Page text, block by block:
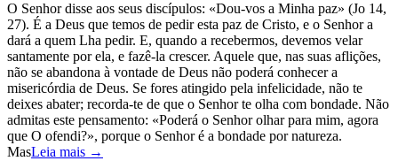
O Senhor disse aos seus discípulos: «Dou-vos a Minha paz» (Jo 14,
27). É a Deus que temos de pedir esta paz de Cristo, e o Senhor a
dará a quem Lha pedir. E, quando a recebermos, devemos velar
santamente por ela, e fazê-la crescer. Aquele que, nas suas aflições,
não se abandona à vontade de Deus não poderá conhecer a
misericórdia de Deus. Se fores atingido pela infelicidade, não te
deixes abater; recorda-te de que o Senhor te olha com bondade. Não
admitas este pensamento: «Poderá o Senhor olhar para mim, agora
que O ofendi?», porque o Senhor é a bondade por natureza.
MasLeia mais →